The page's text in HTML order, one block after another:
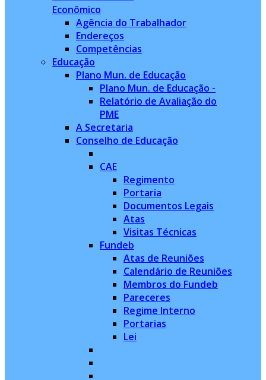
Econômico
Agência do Trabalhador
Endereços
Competências
Educação
Plano Mun. de Educação
Plano Mun. de Educação -
Relatório de Avaliação do
PME
A Secretaria
Conselho de Educação
CAE
Regimento
Portaria
Documentos Legais
Atas
Visitas Técnicas
Fundeb
Atas de Reuniões
Calendário de Reuniões
Membros do Fundeb
Pareceres
Regime Interno
Portarias
Lei